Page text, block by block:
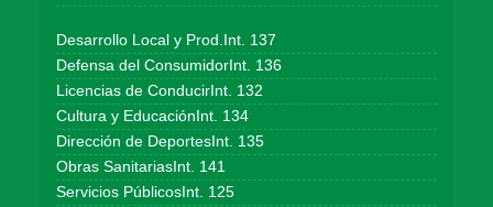
Desarrollo Local y Prod.Int. 137
Defensa del ConsumidorInt. 136
Licencias de ConducirInt. 132
Cultura y EducaciónInt. 134
Dirección de DeportesInt. 135
Obras SanitariasInt. 141
Servicios PúblicosInt. 125